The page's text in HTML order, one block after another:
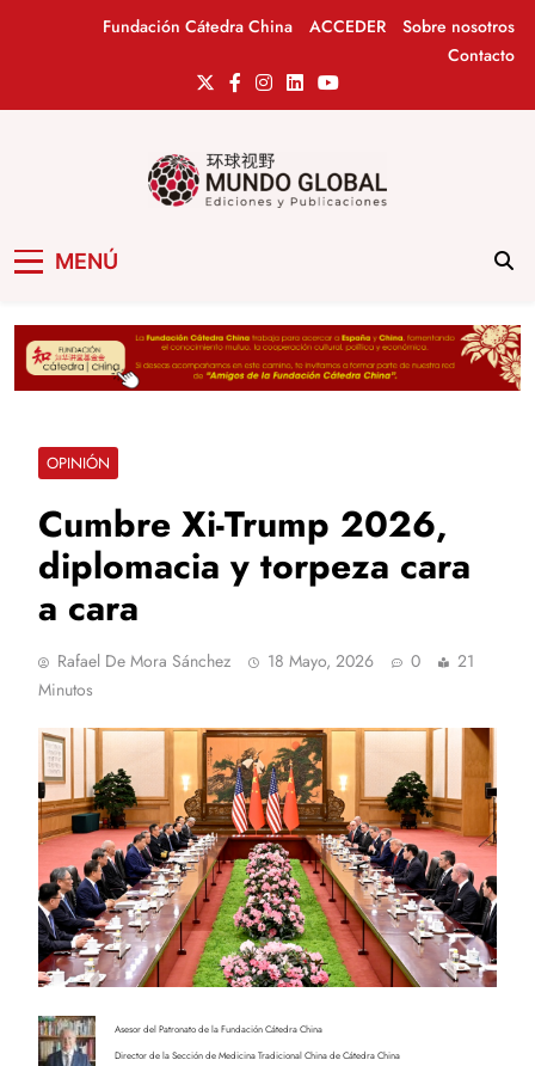
Fundación Cátedra China ACCEDER
Sobre nosotros
Contacto
MENÚ
OPINIÓN
Cumbre Xi-Trump 2026,
diplomacia y torpeza cara
a cara
Rafael De Mora Sánchez 18 Mayo, 2026 0
21
Minutos
Asesor del Patronato de la Fundación Cátedra China
Director de la Sección de Medicina Tradicional China de Cátedra China